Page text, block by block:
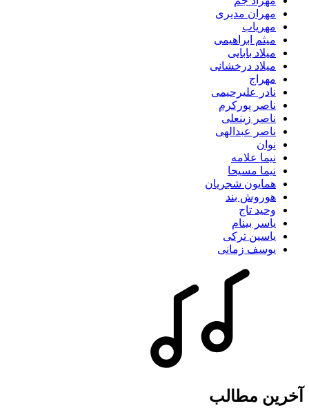
مهران مدیری
مهریاب
میثم ابراهیمی
میلاد بابایی
میلاد درخشانی
مهراج
نادر علیرحیمی
ناصر پورکرم
ناصر زینعلی
ناصر عبدالهی
نوان
نیما علامه
نیما مسیحا
همایون شجریان
هوروش بند
وحید تاج
یاسر بینام
یاسین ترکی
یوسف زمانی
آخرین مطالب